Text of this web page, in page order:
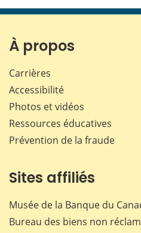
À propos
Carrières
Accessibilité
Photos et vidéos
Ressources éducatives
Prévention de la fraude
Sites affiliés
Musée de la Banque du
Bureau des biens non